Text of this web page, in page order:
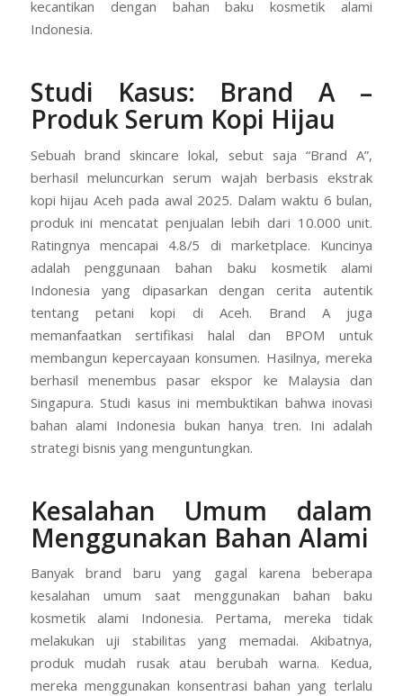
kecantikan dengan bahan baku kosmetik alami
Indonesia.
Studi Kasus: Brand A –
Produk Serum Kopi Hijau
Sebuah brand skincare lokal, sebut saja “Brand A”,
berhasil meluncurkan serum wajah berbasis ekstrak
kopi hijau Aceh pada awal 2025. Dalam waktu 6 bulan,
produk ini mencatat penjualan lebih dari 10.000 unit.
Ratingnya mencapai 4.8/5 di marketplace. Kuncinya
adalah penggunaan bahan baku kosmetik alami
Indonesia yang dipasarkan dengan cerita autentik
tentang petani kopi di Aceh. Brand A juga
memanfaatkan sertifikasi halal dan BPOM untuk
membangun kepercayaan konsumen. Hasilnya, mereka
berhasil menembus pasar ekspor ke Malaysia dan
Singapura. Studi kasus ini membuktikan bahwa inovasi
bahan alami Indonesia bukan hanya tren. Ini adalah
strategi bisnis yang menguntungkan.
Kesalahan Umum dalam
Menggunakan Bahan Alami
Banyak brand baru yang gagal karena beberapa
kesalahan umum saat menggunakan bahan baku
kosmetik alami Indonesia. Pertama, mereka tidak
melakukan uji stabilitas yang memadai. Akibatnya,
produk mudah rusak atau berubah warna. Kedua,
mereka menggunakan konsentrasi bahan yang terlalu